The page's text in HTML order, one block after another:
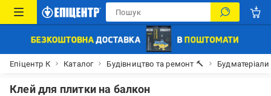
Епіцентр К Каталог Будівництво та ремонт 🔨 Будматеріали
Клей для плитки на балкон